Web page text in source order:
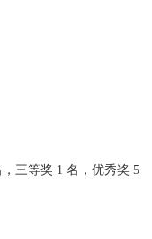
三等奖 1 名，优秀奖 5